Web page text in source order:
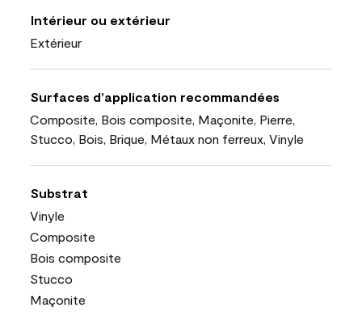
Intérieur ou extérieur
Extérieur
Surfaces d’application recommandées
Composite, Bois composite, Maçonite, Pierre,
Stucco, Bois, Brique, Métaux non ferreux, Vinyle
Substrat
Vinyle
Composite
Bois composite
Stucco
Maçonite